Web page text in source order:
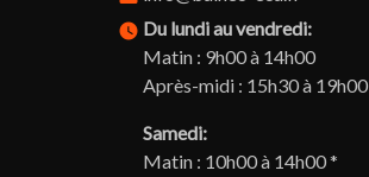
watch_later Du lundi au vendredi:
Matin : 9h00 à 14h00
Après-midi : 15h30 à 19h00
Samedi:
Matin : 10h00 à 14h00 *